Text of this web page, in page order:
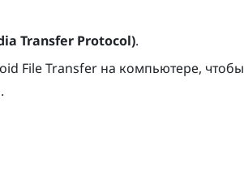
Transfer Protocol).
File Transfer на компьютере, чтобы
.